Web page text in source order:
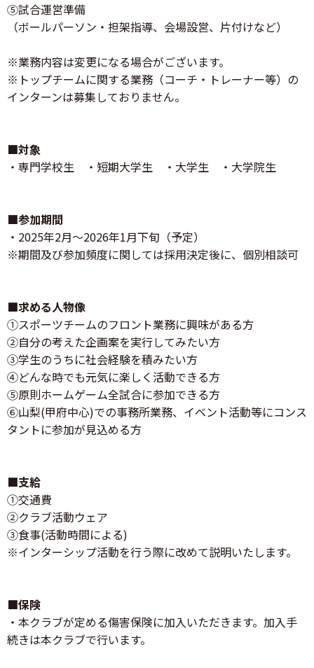
⑤試合運営準備
（ボールパーソン・担架指導、会場設営、片付けなど）
※業務内容は変更になる場合がございます。
※トップチームに関する業務（コーチ・トレーナー等）の
インターンは募集しておりません。
■対象
・専門学校生 ・短期大学生 ・大学生 ・大学院生
■参加期間
・2025年2月～2026年1月下旬（予定）
※期間及び参加頻度に関しては採用決定後に、個別相談可
■求める人物像
①スポーツチームのフロント業務に興味がある方
②自分の考えた企画案を実行してみたい方
③学生のうちに社会経験を積みたい方
④どんな時でも元気に楽しく活動できる方
⑤原則ホームゲーム全試合に参加できる方
⑥山梨(甲府中心)での事務所業務、イベント活動等にコンス
タントに参加が見込める方
■支給
①交通費
②クラブ活動ウェア
③食事(活動時間による)
※インターシップ活動を行う際に改めて説明いたします。
■保険
・本クラブが定める傷害保険に加入いただきます。加入手
続きは本クラブで行います。